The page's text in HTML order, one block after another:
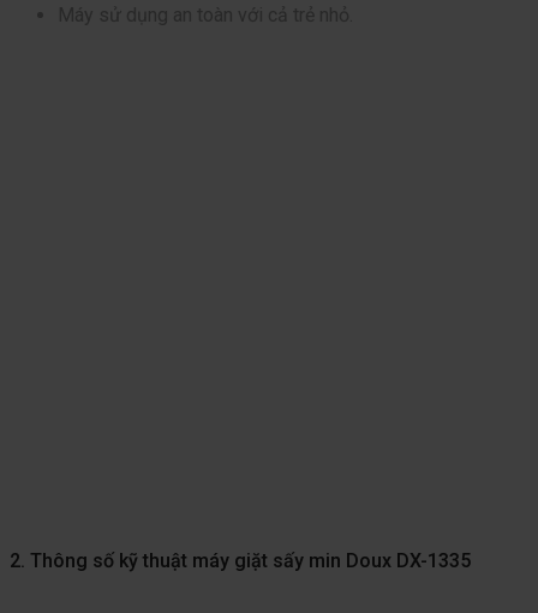
Máy sử dụng an toàn với cả trẻ nhỏ.
2. Thông số kỹ thuật máy giặt sấy min Doux DX-1335